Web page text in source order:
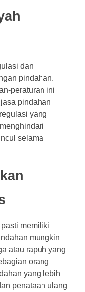
dan
pindahan.
peraturan ini
pindahan
yang
selama
memiliki
mungkin
atau rapuh yang
orang
yang lebih
penataan ulang